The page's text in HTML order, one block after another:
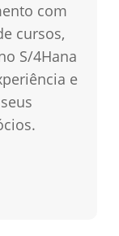
com
cursos,
S/4Hana
e